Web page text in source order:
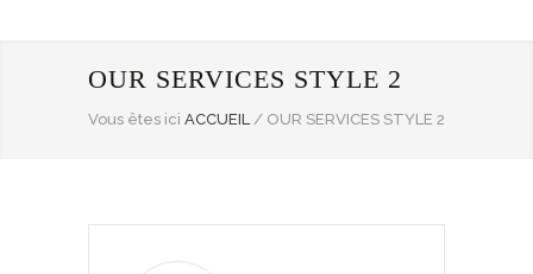
OUR SERVICES STYLE 2
Vous êtes ici ACCUEIL / OUR SERVICES STYLE 2